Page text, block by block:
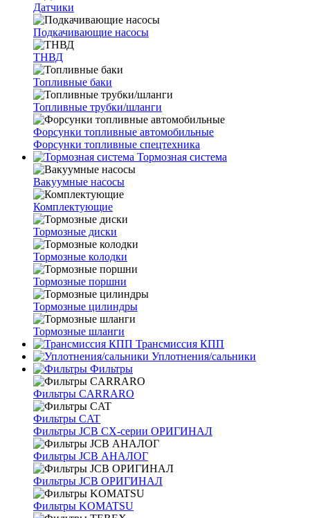
Датчики
Подкачивающие насосы
ТНВД
Топливные баки
Топливные трубки/шланги
Форсунки топливные автомобильные
Форсунки топливные спецтехника
Тормозная система
Вакуумные насосы
Комплектующие
Тормозные диски
Тормозные колодки
Тормозные поршни
Тормозные цилиндры
Тормозные шланги
Трансмиссия КПП
Уплотнения/сальники
Фильтры
Фильтры CARRARO
Фильтры CAT
Фильтры JCB CX-серии ОРИГИНАЛ
Фильтры JCB АНАЛОГ
Фильтры JCB ОРИГИНАЛ
Фильтры KOMATSU